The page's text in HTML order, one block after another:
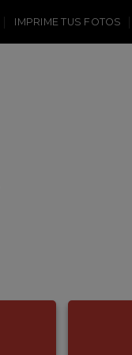
IMPRIME TUS FOTOS